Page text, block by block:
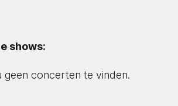
shows:
geen concerten te vinden.